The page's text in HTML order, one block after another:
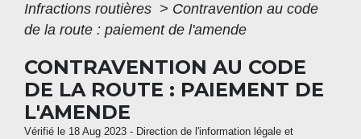
Infractions routières > Contravention au code
de la route : paiement de l'amende
CONTRAVENTION AU CODE
DE LA ROUTE : PAIEMENT DE
L'AMENDE
Vérifié le 18 Aug 2023 - Direction de l'information légale et